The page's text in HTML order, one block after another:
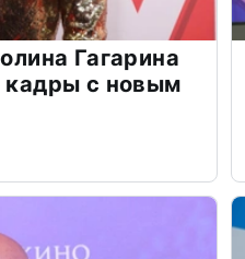
Гагарина
кадры с новым